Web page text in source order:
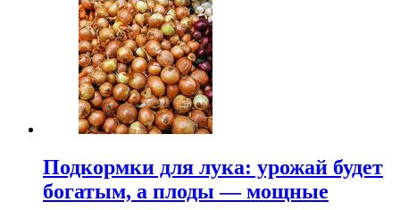
Подкормки для лука: урожай будет
богатым, а плоды — мощные